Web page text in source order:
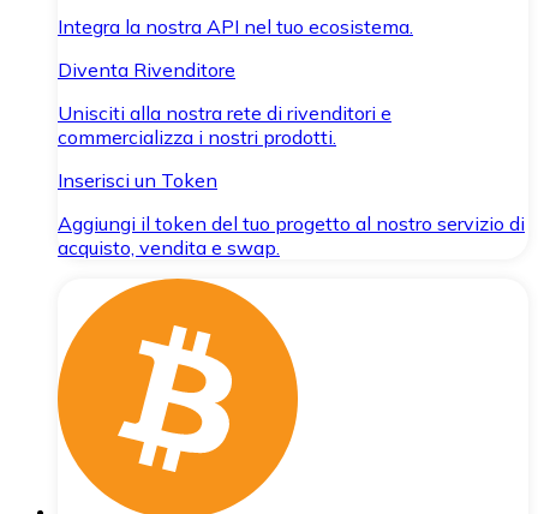
Integra la nostra API nel tuo ecosistema.
Diventa Rivenditore
Unisciti alla nostra rete di rivenditori e
commercializza i nostri prodotti.
Inserisci un Token
Aggiungi il token del tuo progetto al nostro servizio di
acquisto, vendita e swap.